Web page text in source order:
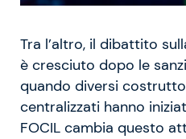
Tra l’altro, il dibattito
è cresciuto dopo le
quando diversi
centralizzati hanno
FOCIL cambia questo